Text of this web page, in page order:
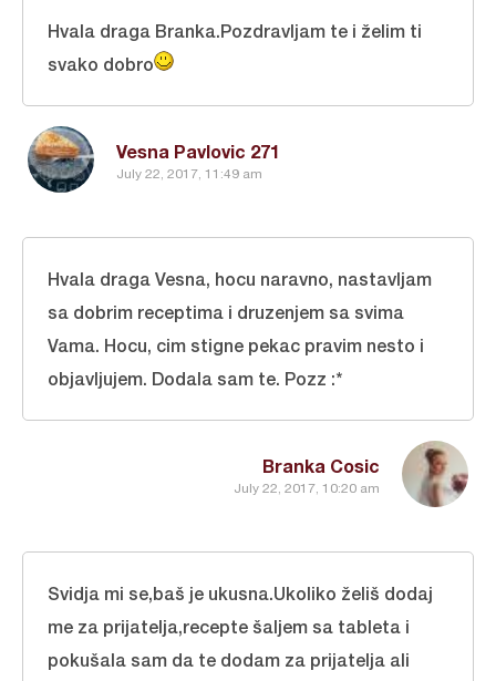
Vesna Pavlovic 271
July 22, 2017, 11:49 am
Hvala draga Branka.Pozdravljam te i želim ti
svako dobro
Branka Cosic
July 22, 2017, 10:20 am
Hvala draga Vesna, hocu naravno, nastavljam
sa dobrim receptima i druzenjem sa svima
Vama. Hocu, cim stigne pekac pravim nesto i
objavljujem. Dodala sam te. Pozz :*
Svidja mi se,baš je ukusna.Ukoliko želiš dodaj
me za prijatelja,recepte šaljem sa tableta i
pokušala sam da te dodam za prijatelja ali